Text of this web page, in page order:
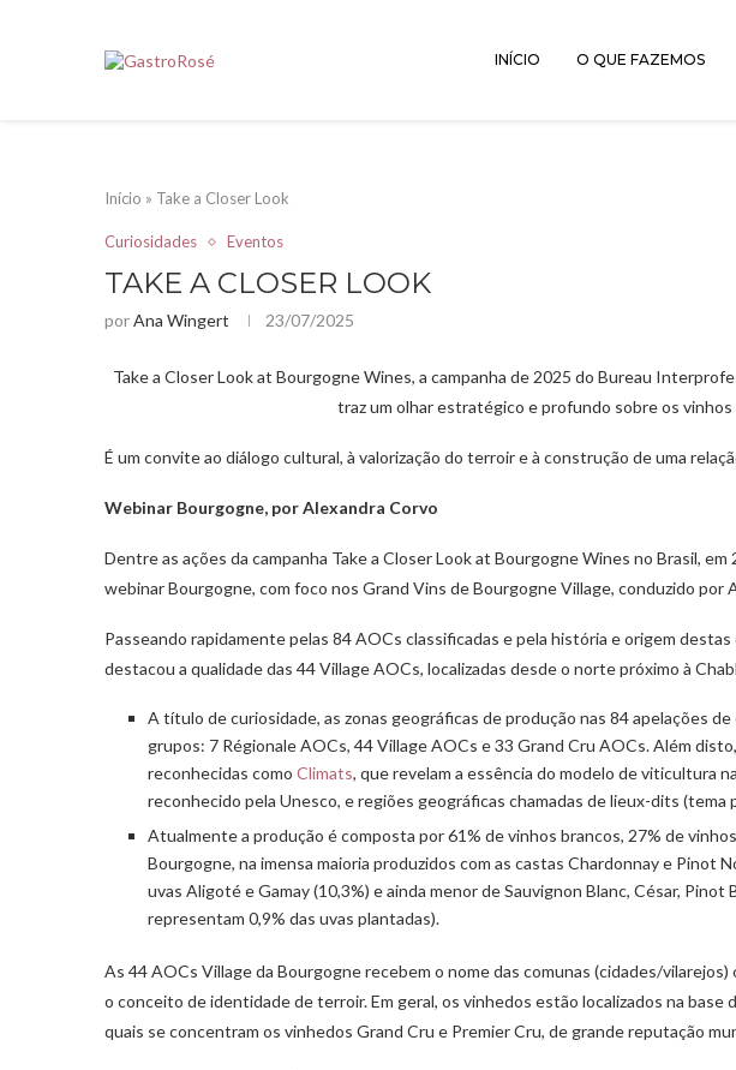
INÍCIO O QUE FAZEMOS
Início » Take a Closer Look
Curiosidades Eventos
TAKE A CLOSER LOOK
porAna Wingert 23/07/2025
Take a Closer Look at Bourgogne Wines, a campanha de 2025 do Bureau
traz um olhar estratégico e profundo sobre os vinhos
É um convite ao diálogo cultural, à valorização do terroir e à construção de uma
Webinar Bourgogne, por Alexandra Corvo
Dentre as ações da campanha Take a Closer Look at Bourgogne Wines no Brasil,
webinar Bourgogne, com foco nos Grand Vins de Bourgogne Village, conduzido por
Passeando rapidamente pelas 84 AOCs classificadas e pela história e origem
destacou a qualidade das 44 Village AOCs, localizadas desde o norte próximo à
A título de curiosidade, as zonas geográficas de produção nas 84 apelações
grupos: 7 Régionale AOCs, 44 Village AOCs e 33 Grand Cru AOCs. Além
reconhecidas como Climats, que revelam a essência do modelo de viticultura
reconhecido pela Unesco, e regiões geográficas chamadas de lieux-dits (tema
Atualmente a produção é composta por 61% de vinhos brancos, 27% de
Bourgogne, na imensa maioria produzidos com as castas Chardonnay e Pinot
uvas Aligoté e Gamay (10,3%) e ainda menor de Sauvignon Blanc, César,
representam 0,9% das uvas plantadas).
As 44 AOCs Village da Bourgogne recebem o nome das comunas (cidades/
o conceito de identidade de terroir. Em geral, os vinhedos estão localizados na base
quais se concentram os vinhedos Grand Cru e Premier Cru, de grande reputação